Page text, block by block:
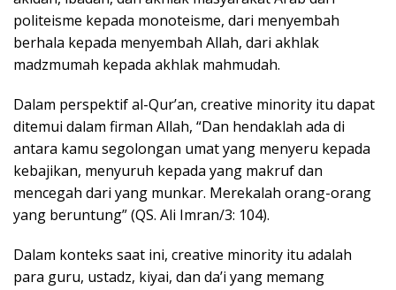
politeisme kepada monoteisme, dari menyembah
berhala kepada menyembah Allah, dari akhlak
madzmumah kepada akhlak mahmudah.
Dalam perspektif al-Qur’an, creative minority itu dapat
ditemui dalam firman Allah, “Dan hendaklah ada di
antara kamu segolongan umat yang menyeru kepada
kebajikan, menyuruh kepada yang makruf dan
mencegah dari yang munkar. Merekalah orang-orang
yang beruntung” (QS. Ali Imran/3: 104).
Dalam konteks saat ini, creative minority itu adalah
para guru, ustadz, kiyai, dan da’i yang memang